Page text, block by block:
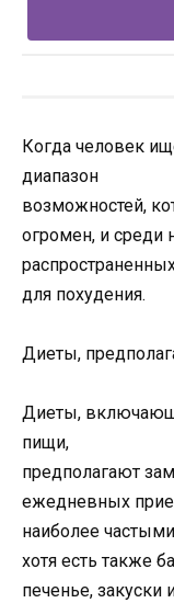
Когда человек
диапазон
возможностей,
огромен, и среди
для похудения.
Диеты,
Диеты,
пищи,
предполагают
ежедневных
наиболее
хотя есть также
печенье, закуски